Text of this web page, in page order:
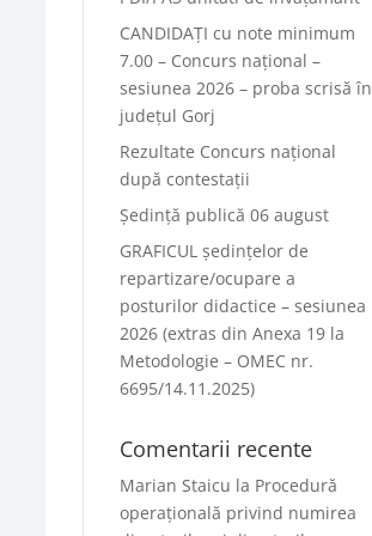
CANDIDAȚI cu note minimum
7.00 – Concurs național –
sesiunea 2026 – proba scrisă în
județul Gorj
Rezultate Concurs național
după contestații
Ședință publică 06 august
GRAFICUL ședințelor de
repartizare/ocupare a
posturilor didactice – sesiunea
2026 (extras din Anexa 19 la
Metodologie – OMEC nr.
6695/14.11.2025)
Comentarii recente
Marian Staicu la Procedură
operațională privind numirea